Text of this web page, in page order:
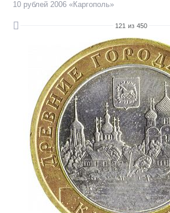
10 рублей 2006 «Каргополь»
121 из 450